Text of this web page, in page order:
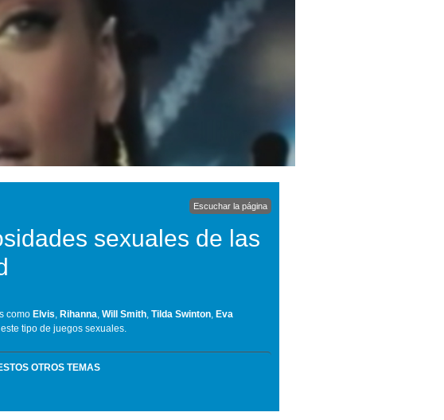
Escuchar la página
sexuales de las
como Elvis, Rihanna, Will Smith, Tilda Swinton, Eva
tipo de juegos sexuales.
OTROS TEMAS